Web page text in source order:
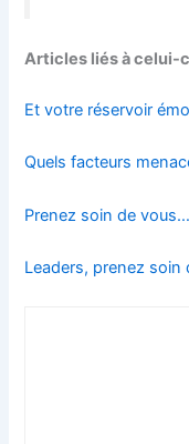
Articles liés à celui-
Et votre réservoir
Quels facteurs
Prenez soin de
Leaders, prenez soin